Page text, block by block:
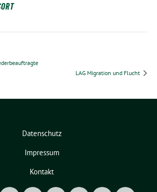
LAG Migration und Flucht
Datenschutz
Impressum
Kontakt